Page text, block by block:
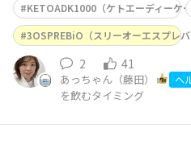
KETOADK1000（ケトエーディーケ
3OSPREBiO（スリーオーエスプレバ
2 41
あっちゃん（藤田） ヘ
を飲むタイミング